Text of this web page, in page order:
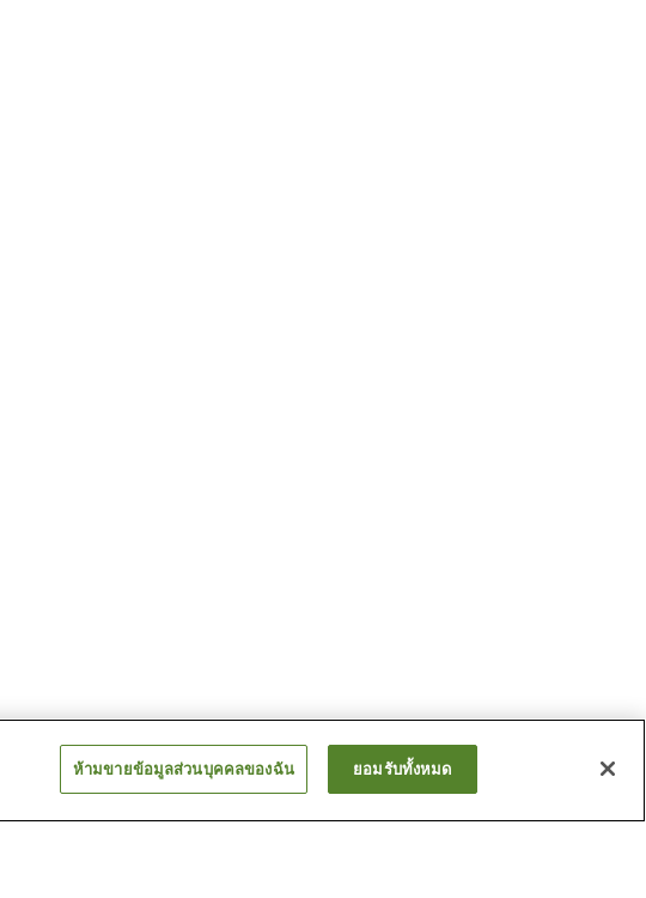
ห้ามขายข้อมูลส่วนบุคคลของฉัน ยอมรับทั้งหมด